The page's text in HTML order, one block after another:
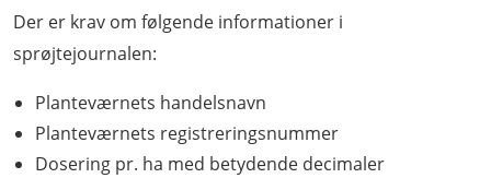
Der er krav om følgende informationer i
sprøjtejournalen:
Planteværnets handelsnavn
Planteværnets registreringsnummer
Dosering pr. ha med betydende decimaler